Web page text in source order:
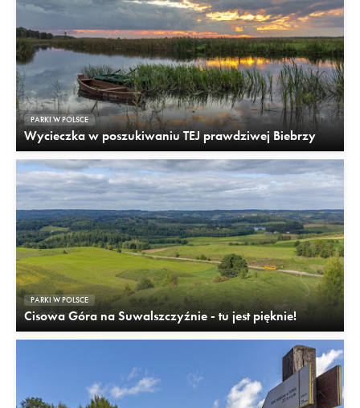
PARKI W POLSCE
Wycieczka w poszukiwaniu TEJ prawdziwej Biebrzy
PARKI W POLSCE
Cisowa Góra na Suwalszczyźnie - tu jest pięknie!